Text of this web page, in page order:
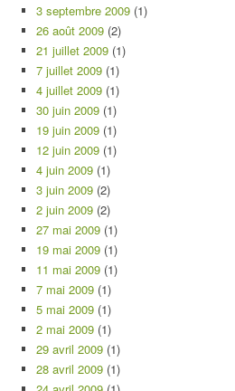
3 septembre 2009 (1)
26 août 2009 (2)
21 juillet 2009 (1)
7 juillet 2009 (1)
4 juillet 2009 (1)
30 juin 2009 (1)
19 juin 2009 (1)
12 juin 2009 (1)
4 juin 2009 (1)
3 juin 2009 (2)
2 juin 2009 (2)
27 mai 2009 (1)
19 mai 2009 (1)
11 mai 2009 (1)
7 mai 2009 (1)
5 mai 2009 (1)
2 mai 2009 (1)
29 avril 2009 (1)
28 avril 2009 (1)